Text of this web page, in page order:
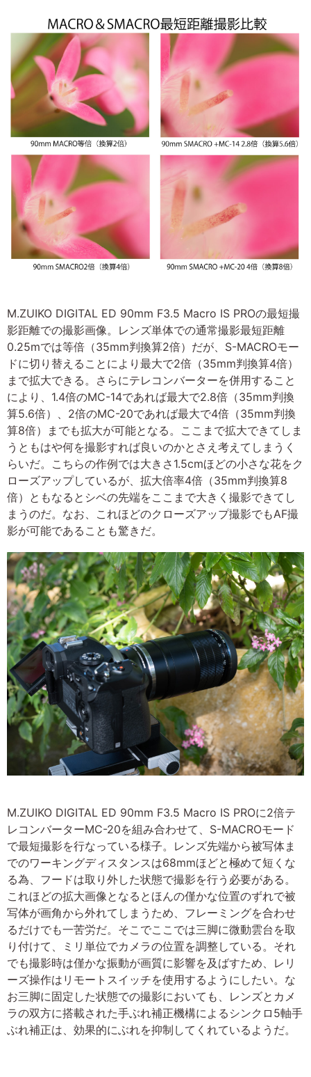
M.ZUIKO DIGITAL ED 90mm F3.5 Macro IS PROの最短撮
影距離での撮影画像。レンズ単体での通常撮影最短距離
0.25mでは等倍（35mm判換算2倍）だが、S-MACROモー
ドに切り替えることにより最大で2倍（35mm判換算4倍）
まで拡大できる。さらにテレコンバーターを併用すること
により、1.4倍のMC-14であれば最大で2.8倍（35mm判換
算5.6倍）、2倍のMC-20であれば最大で4倍（35mm判換
算8倍）までも拡大が可能となる。ここまで拡大できてしま
うともはや何を撮影すれば良いのかとさえ考えてしまうく
らいだ。こちらの作例では大きさ1.5cmほどの小さな花をク
ローズアップしているが、拡大倍率4倍（35mm判換算8
倍）ともなるとシベの先端をここまで大きく撮影できてし
まうのだ。なお、これほどのクローズアップ撮影でもAF撮
影が可能であることも驚きだ。
M.ZUIKO DIGITAL ED 90mm F3.5 Macro IS PROに2倍テ
レコンバーターMC-20を組み合わせて、S-MACROモード
で最短撮影を行なっている様子。レンズ先端から被写体ま
でのワーキングディスタンスは68mmほどと極めて短くな
る為、フードは取り外した状態で撮影を行う必要がある。
これほどの拡大画像となるとほんの僅かな位置のずれで被
写体が画角から外れてしまうため、フレーミングを合わせ
るだけでも一苦労だ。そこでここでは三脚に微動雲台を取
り付けて、ミリ単位でカメラの位置を調整している。それ
でも撮影時は僅かな振動が画質に影響を及ばすため、レリ
ーズ操作はリモートスイッチを使用するようにしたい。な
お三脚に固定した状態での撮影においても、レンズとカメ
ラの双方に搭載された手ぶれ補正機構によるシンクロ5軸手
ぶれ補正は、効果的にぶれを抑制してくれているようだ。